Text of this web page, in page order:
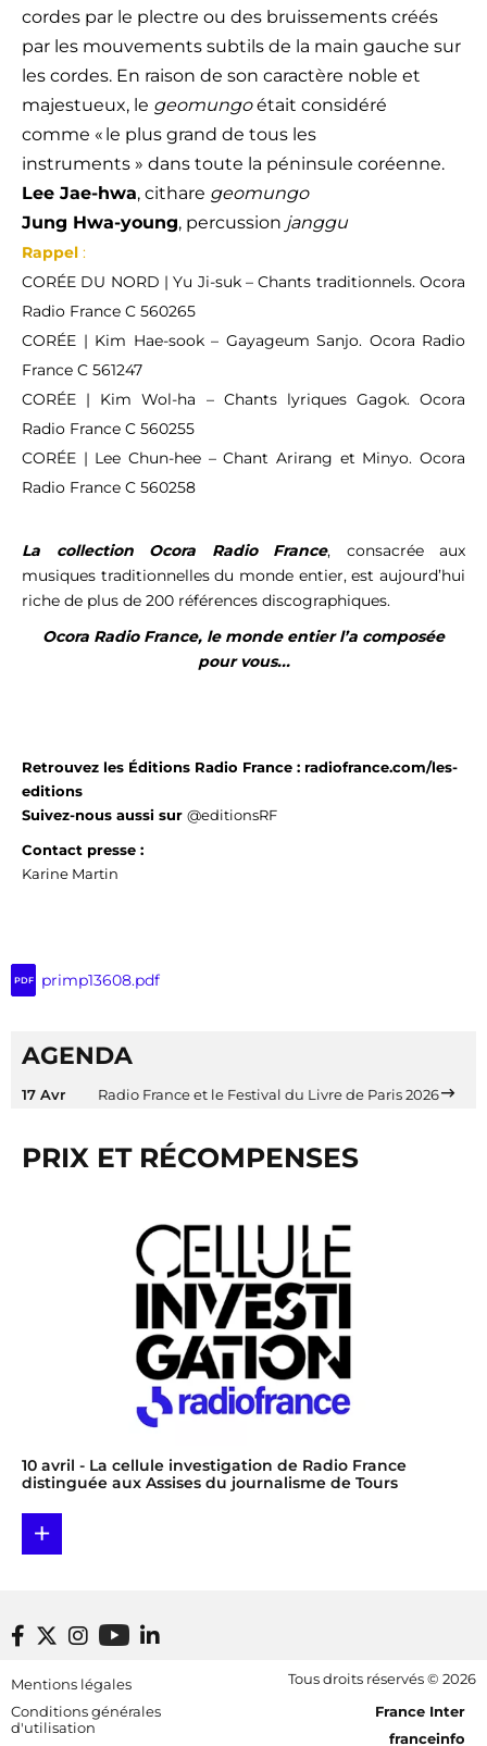
cordes par le plectre ou des bruissements créés
par les mouvements subtils de la main gauche sur
les cordes. En raison de son caractère noble et
majestueux, le geomungoétait considéré
comme « le plus grand de tous les
instruments » dans toute la péninsule coréenne.
Lee Jae-hwa, cithare geomungo
Jung Hwa-young, percussion janggu
Rappel :
CORÉE DU NORD | Yu Ji-suk – Chants traditionnels. Ocora
Radio France C 560265
CORÉE | Kim Hae-sook – Gayageum Sanjo. Ocora Radio
France C 561247
CORÉE ­| Kim Wol-ha – Chants lyriques Gagok. Ocora
Radio France C 560255
CORÉE ­| Lee Chun-hee – Chant Arirang et Minyo. Ocora
Radio France C 560258
La collection Ocora Radio France, consacrée aux
musiques traditionnelles du monde entier, est aujourd’hui
riche de plus de 200 références discographiques.
Ocora Radio France, le monde entier l’a composée
pour vous...
Retrouvez les Éditions Radio France : radiofrance.com/les-
editions
Suivez-nous aussi sur @editionsRF
Contact presse :
Karine Martin
PDF primp13608.pdf
AGENDA
17 Avr Radio France et le Festival du Livre de Paris 2026
PRIX ET RÉCOMPENSES
10 avril - La cellule investigation de Radio France
distinguée aux Assises du journalisme de Tours
+
Footer bottom
Mentions légales
Conditions générales
d'utilisation
Tous droits réservés © 2026
[RDF] Pied de page - Mobile
France Inter
franceinfo